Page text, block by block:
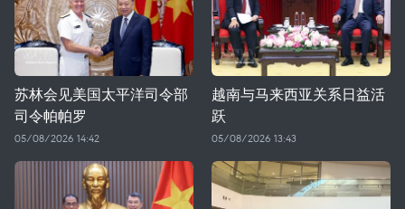
苏林会见美国太平洋司令部
司令帕帕罗
05/08/2026 14:42
越南与马来西亚关系日益活
跃
05/08/2026 13:43